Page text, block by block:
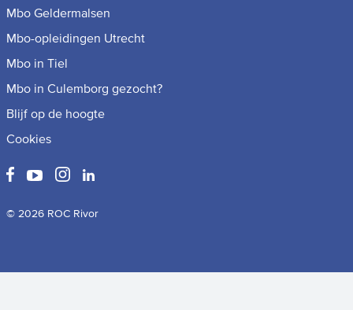
Mbo Geldermalsen
Mbo-opleidingen Utrecht
Mbo in Tiel
Mbo in Culemborg gezocht?
Blijf op de hoogte
Cookies
© 2026 ROC Rivor